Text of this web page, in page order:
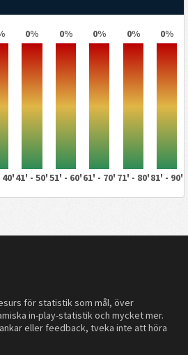
0% 0% 0% 0% 0%
41' - 50'51' - 60'61' - 70' 71' - 80'81' - 90'
för statistik som mål, över
in-play-statistik och mycket mer.
eller feedback, tveka inte att höra